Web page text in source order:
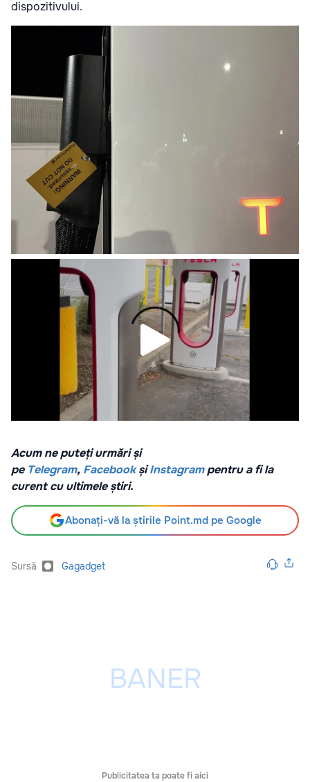
dispozitivului.
Acum ne puteți urmări și
pe Telegram, Facebook șiInstagrampentru a fi la
curent cu ultimele știri.
Abonați-vă la știrile Point.md pe Google
Sursă Gagadget
Publicitatea ta poate fi aici